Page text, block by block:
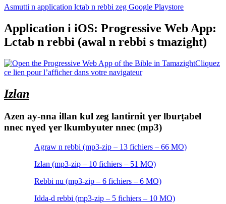
Asmutti n application lctab n rebbi zeg Google Playstore
Application i iOS: Progressive Web App:
Lctab n rebbi (awal n rebbi s tmazight)
Cliquez
ce lien pour l’afficherdans votre navigateur
Izlan
Azen ay-nna illan kul zeg lantirnit ɣer lburṭabel
nnec nɣed ɣer lkumbyuter nnec (mp3)
Agraw n rebbi (mp3-zip – 13 fichiers – 66 MO)
Izlan (mp3-zip – 10 fichiers – 51 MO)
Rebbi nu (mp3-zip – 6 fichiers – 6 MO)
Idda-d rebbi (mp3-zip – 5 fichiers – 10 MO)